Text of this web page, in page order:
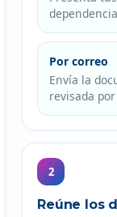
Por correo
Envía la
revisada
2
Reúne los